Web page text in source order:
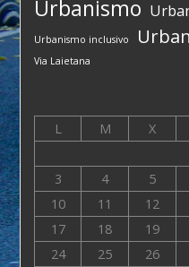
Urbanismo
Urbanismo inclusivo
Via Laietana
L M X
3
4 5
10
11 12
17
18 19
24
25 26